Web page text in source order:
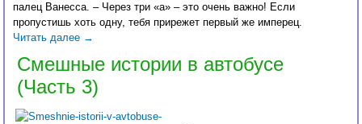
палец Ванесса. – Через три «а» – это очень важно! Если
пропустишь хоть одну, тебя прирежет первый же имперец.
Читать далее →
Смешные истории в автобусе
(Часть 3)